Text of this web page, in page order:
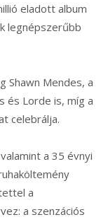
eladott album
legnépszerűbb
Shawn Mendes, a
és Lorde is, míg a
celebrálja.
a 35 évnyi
a
a szenzációs